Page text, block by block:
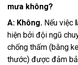
mưa không?
A: Không. Nếu việc
hiện bởi đội ngũ
chống thấm (bằng
thước) được đảm